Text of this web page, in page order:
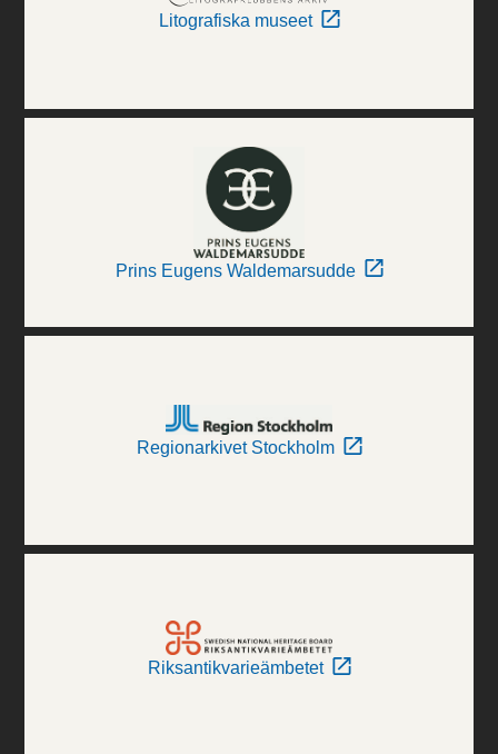
Litografiska museet
Prins Eugens Waldemarsudde
Regionarkivet Stockholm
Riksantikvarieämbetet